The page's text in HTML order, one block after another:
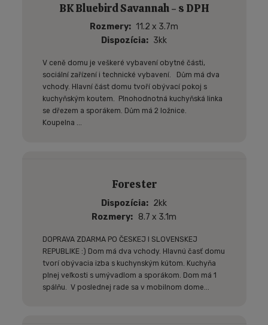
BK Bluebird Savannah - s DPH
Rozmery
11.2 x 3.7m
Dispozícia
3kk
V ceně domu je veškeré vybavení obytné části,
sociální zařízení i technické vybavení. Dům má dva
vchody. Hlavní část domu tvoří obývací pokoj s
kuchyňským koutem. Plnohodnotná kuchyňská linka
se dřezem a sporákem. Dům má 2 ložnice.
Koupelna ...
Forester
Dispozícia
2kk
Rozmery
8.7 x 3.1m
DOPRAVA ZDARMA PO ČESKEJ I SLOVENSKEJ
REPUBLIKE :) Dom má dva vchody. Hlavnú časť domu
tvorí obývacia izba s kuchynským kútom. Kuchyňa
plnej veľkosti s umývadlom a sporákom. Dom má 1
spálňu. V poslednej rade sa v mobilnom dome...